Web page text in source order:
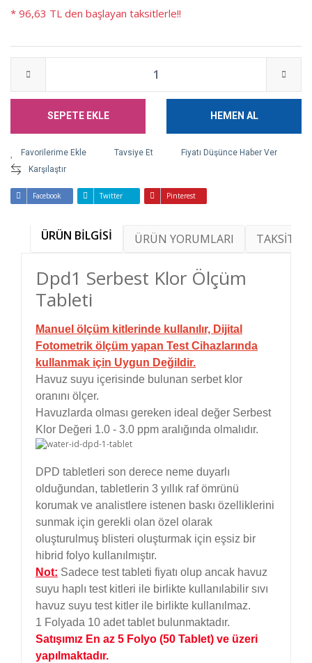
* 96,63 TL den başlayan taksitlerle!!
SEPETE EKLE HEMEN AL
Tavsiye Et
Fiyatı Düşünce Haber Ver
Karşılaştır
Facebook Twitter Pinterest
ÜRÜN BİLGİSİ ÜRÜN YORUMLARI TAKSİT
Dpd1 Serbest Klor Ölçüm
Tableti
Manuel ölçüm kitlerinde kullanılır, Dijital
Fotometrik ölçüm yapan Test Cihazlarında
kullanmak için Uygun Değildir.
Havuz suyu içerisinde bulunan serbet klor
oranını ölçer.
Havuzlarda olması gereken ideal değer Serbest
Klor Değeri 1.0 - 3.0 ppm aralığında olmalıdır.
DPD tabletleri son derece neme duyarlı
olduğundan, tabletlerin 3 yıllık raf ömrünü
korumak ve analistlere istenen baskı özelliklerini
sunmak için gerekli olan özel olarak
oluşturulmuş blisteri oluşturmak için eşsiz bir
hibrid folyo kullanılmıştır.
Not: Sadece test tableti fiyatı olup ancak havuz
suyu haplı test kitleri ile birlikte kullanılabilir sıvı
havuz suyu test kitler ile birlikte kullanılmaz.
1 Folyada 10 adet tablet bulunmaktadır.
Satışımız En az 5 Folyo (50 Tablet) ve üzeri
yapılmaktadır.